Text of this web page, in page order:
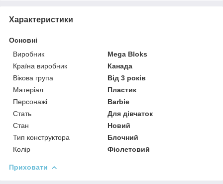
Характеристики
Основні
Виробник
Mega Bloks
Країна виробник
Канада
Вікова група
Від 3 років
Матеріал
Пластик
Персонажі
Barbie
Стать
Для дівчаток
Стан
Новий
Тип конструктора
Блочний
Колір
Фіолетовий
Приховати